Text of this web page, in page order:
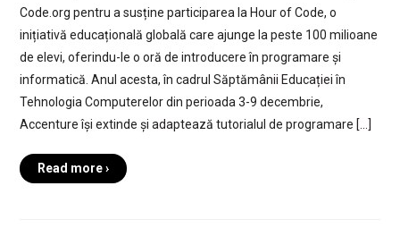
Code.org pentru a susține participarea la Hour of Code, o
inițiativă educațională globală care ajunge la peste 100 milioane
de elevi, oferindu-le o oră de introducere în programare și
informatică. Anul acesta, în cadrul Săptămânii Educației în
Tehnologia Computerelor din perioada 3-9 decembrie,
Accenture își extinde și adaptează tutorialul de programare […]
Read more ›